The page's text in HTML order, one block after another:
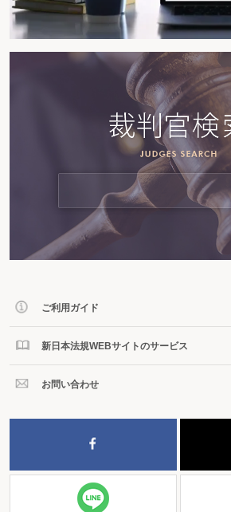
ご利用ガイド
新日本法規WEBサイトのサービス
お問い合わせ